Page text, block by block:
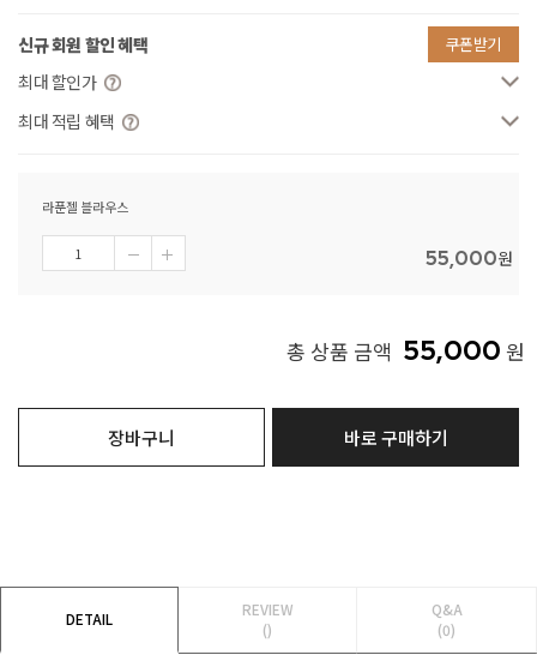
신규 회원 할인 혜택 쿠폰받기
최대 할인가
최대 적립 혜택
라푼젤 블라우스
55,000원
총 상품 금액 55,000 원
장바구니 바로 구매하기
DETAIL
REVIEW
()
Q&A
(0)